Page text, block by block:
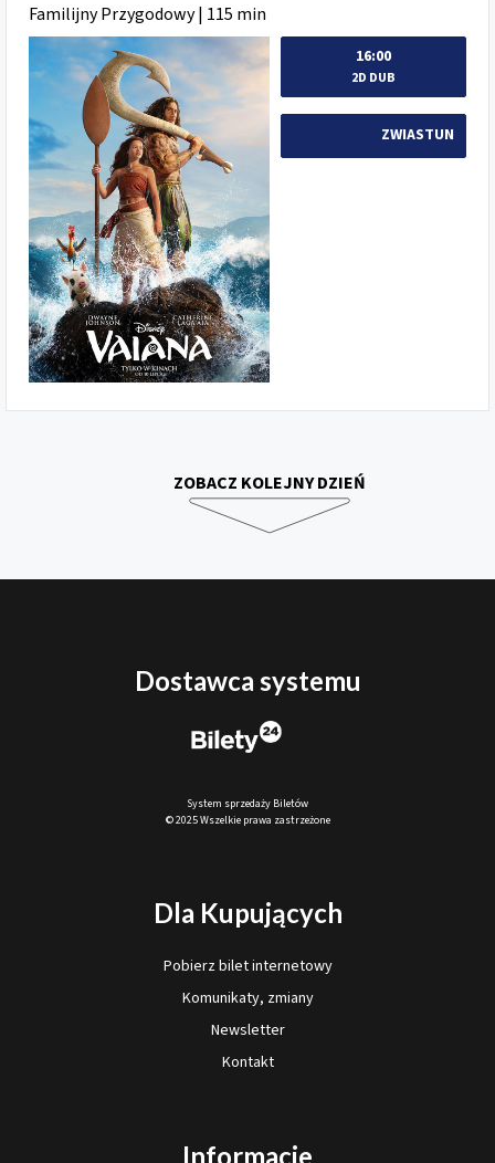
Familijny Przygodowy | 115 min
16:00
2D DUB
ZWIASTUN
ZOBACZ KOLEJNY DZIEŃ
Dostawca systemu
System sprzedaży Biletów
© 2025 Wszelkie prawa zastrzeżone
Dla Kupujących
Pobierz bilet internetowy
Komunikaty, zmiany
Newsletter
Kontakt
Informacje